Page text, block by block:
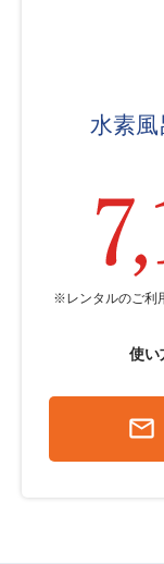
水素
※レンタルのご利
使い
mail_outline